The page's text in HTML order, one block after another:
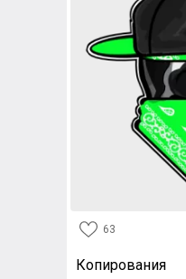
63
Копирования